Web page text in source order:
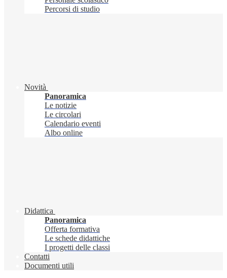
Percorsi di studio
Novità
Panoramica
Le notizie
Le circolari
Calendario eventi
Albo online
Didattica
Panoramica
Offerta formativa
Le schede didattiche
I progetti delle classi
Contatti
Documenti utili